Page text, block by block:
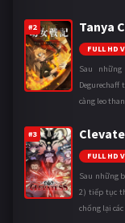
#2 Tanya
FULL HD
Sau
càng leo
#3
FULL HD
Sau những
2) tiếp tục
chống lại